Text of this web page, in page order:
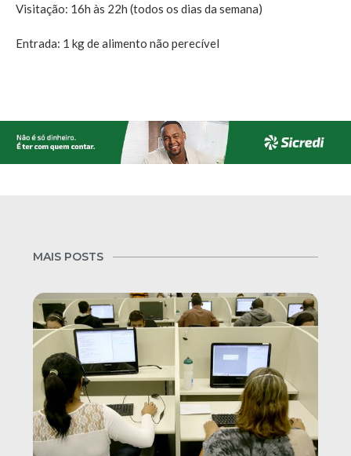
Visitação: 16h às 22h (todos os dias da semana)
Entrada: 1 kg de alimento não perecível
MAIS POSTS